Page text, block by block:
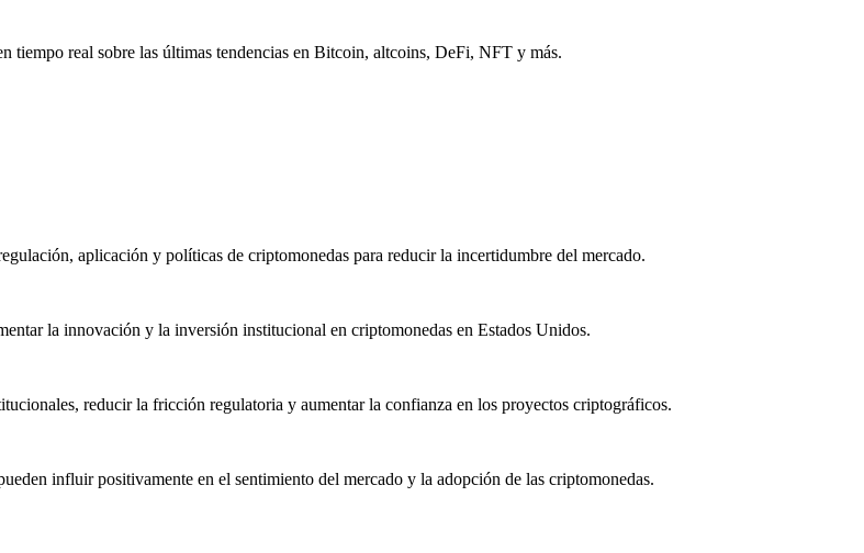
tiempo real sobre las últimas tendencias en Bitcoin, altcoins, DeFi, NFT y más.
aplicación y políticas de criptomonedas para reducir la incertidumbre del mercado.
la innovación y la inversión institucional en criptomonedas en Estados Unidos.
reducir la fricción regulatoria y aumentar la confianza en los proyectos criptográficos.
influir positivamente en el sentimiento del mercado y la adopción de las criptomonedas.